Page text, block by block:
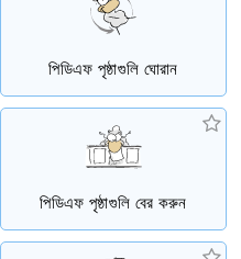
পিডিএফ পৃষ্ঠাগুলি ঘোরান
পিডিএফ পৃষ্ঠাগুলি বের করুন